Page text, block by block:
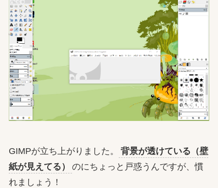
GIMPが立ち上がりました。
背景が透けている（壁
紙が見えてる）
のにちょっと戸惑うんですが、慣
れましょう！